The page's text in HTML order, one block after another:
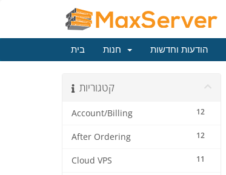
בית הודעות וחדשות
קטגוריות
12
Account/Billing
12
After Ordering
11
Cloud VPS